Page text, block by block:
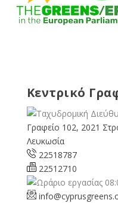
Κεντρικό
Γραφείο 102, 2021
Λευκωσία
22518787
22512710